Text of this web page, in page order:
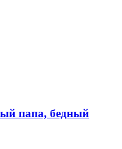
папа, бедный